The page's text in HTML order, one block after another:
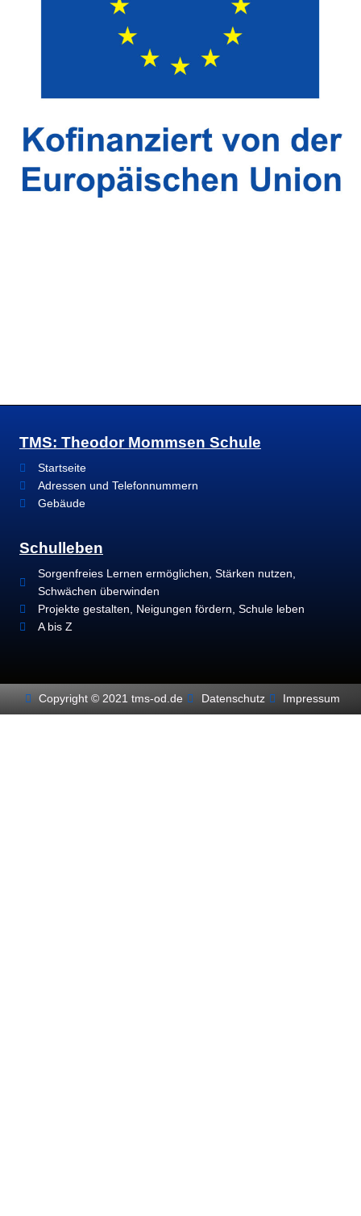
TMS: Theodor Mommsen Schule
Startseite
Adressen und Telefonnummern
Gebäude
Schulleben
Sorgenfreies Lernen ermöglichen, Stärken nutzen,
Schwächen überwinden
Projekte gestalten, Neigungen fördern, Schule leben
A bis Z
Copyright © 2021 tms-od.de Datenschutz Impressum